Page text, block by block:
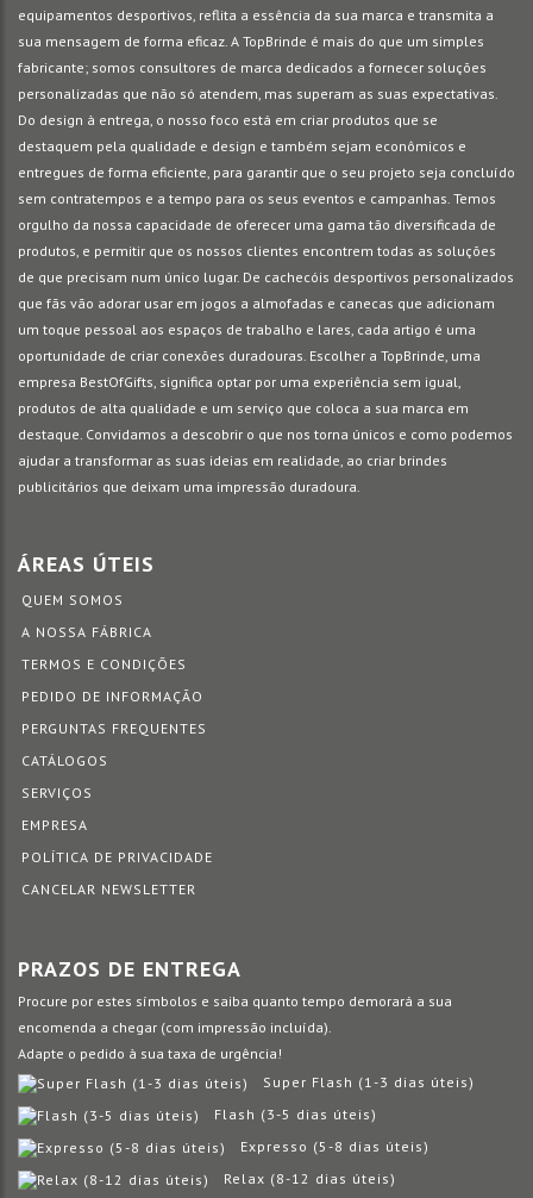
equipamentos desportivos, reflita a essência da sua marca e transmita a
sua mensagem de forma eficaz. A TopBrinde é mais do que um simples
fabricante; somos consultores de marca dedicados a fornecer soluções
personalizadas que não só atendem, mas superam as suas expectativas.
Do design à entrega, o nosso foco está em criar produtos que se
destaquem pela qualidade e design e também sejam econômicos e
entregues de forma eficiente, para garantir que o seu projeto seja concluído
sem contratempos e a tempo para os seus eventos e campanhas. Temos
orgulho da nossa capacidade de oferecer uma gama tão diversificada de
produtos, e permitir que os nossos clientes encontrem todas as soluções
de que precisam num único lugar. De cachecóis desportivos personalizados
que fãs vão adorar usar em jogos a almofadas e canecas que adicionam
um toque pessoal aos espaços de trabalho e lares, cada artigo é uma
oportunidade de criar conexões duradouras. Escolher a TopBrinde, uma
empresa BestOfGifts, significa optar por uma experiência sem igual,
produtos de alta qualidade e um serviço que coloca a sua marca em
destaque. Convidamos a descobrir o que nos torna únicos e como podemos
ajudar a transformar as suas ideias em realidade, ao criar brindes
publicitários que deixam uma impressão duradoura.
ÁREAS ÚTEIS
QUEM SOMOS
A NOSSA FÁBRICA
TERMOS E CONDIÇÕES
PEDIDO DE INFORMAÇÃO
PERGUNTAS FREQUENTES
CATÁLOGOS
SERVIÇOS
EMPRESA
POLÍTICA DE PRIVACIDADE
CANCELAR NEWSLETTER
PRAZOS DE ENTREGA
Procure por estes símbolos e saiba quanto tempo demorará a sua
encomenda a chegar (com impressão incluída).
Adapte o pedido à sua taxa de urgência!
Super Flash (1-3 dias úteis)
Flash (3-5 dias úteis)
Expresso (5-8 dias úteis)
Relax (8-12 dias úteis)